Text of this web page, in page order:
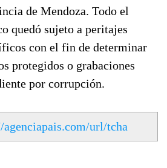
de Mendoza. Todo el
quedó sujeto a peritajes
con el fin de determinar
protegidos o grabaciones
por corrupción.
url/tcha